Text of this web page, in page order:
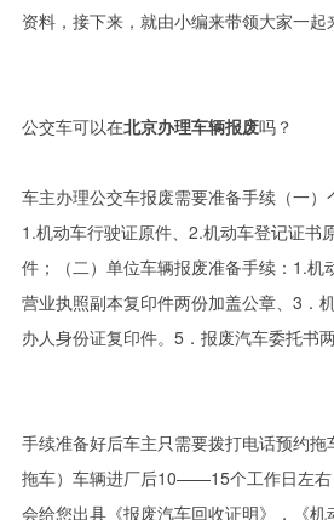
资料，接下来，就由小编来带领大家一起
公交车可以在北京办理车辆报废吗？
车主办理公交车报废需要准备手续（一）
1.机动车行驶证原件、2.机动车登记证书
件；（二）单位车辆报废准备手续：1.机
营业执照副本复印件两份加盖公章、3．
办人身份证复印件。5．报废汽车委托书
手续准备好后车主只需要拨打电话预约
拖车）车辆进厂后10——15个工作日左右
会给您出具《报废汽车回收证明》，《